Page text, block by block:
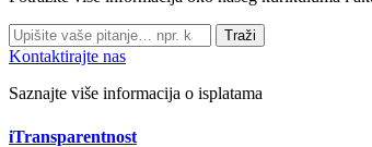
Traži
Kontaktirajte nas
Saznajte više informacija o isplatama
iTransparentnost